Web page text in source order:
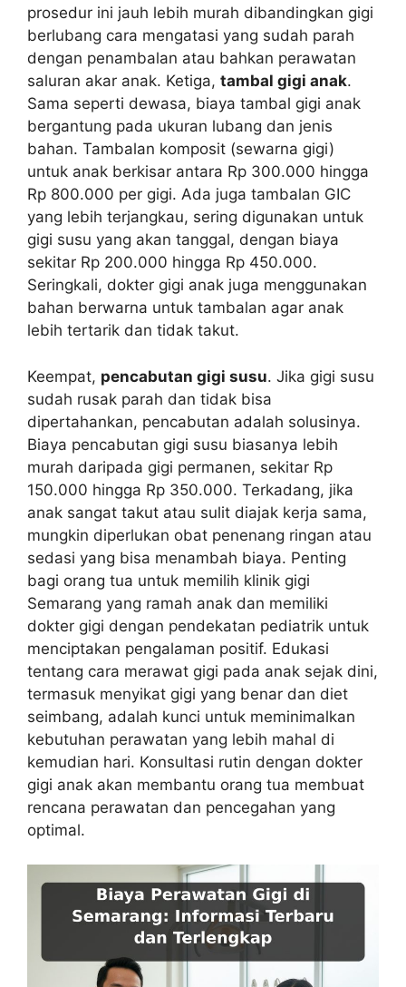
prosedur ini jauh lebih murah dibandingkan gigi
berlubang cara mengatasi yang sudah parah
dengan penambalan atau bahkan perawatan
saluran akar anak. Ketiga, tambal gigi anak.
Sama seperti dewasa, biaya tambal gigi anak
bergantung pada ukuran lubang dan jenis
bahan. Tambalan komposit (sewarna gigi)
untuk anak berkisar antara Rp 300.000 hingga
Rp 800.000 per gigi. Ada juga tambalan GIC
yang lebih terjangkau, sering digunakan untuk
gigi susu yang akan tanggal, dengan biaya
sekitar Rp 200.000 hingga Rp 450.000.
Seringkali, dokter gigi anak juga menggunakan
bahan berwarna untuk tambalan agar anak
lebih tertarik dan tidak takut.
Keempat, pencabutan gigi susu. Jika gigi susu
sudah rusak parah dan tidak bisa
dipertahankan, pencabutan adalah solusinya.
Biaya pencabutan gigi susu biasanya lebih
murah daripada gigi permanen, sekitar Rp
150.000 hingga Rp 350.000. Terkadang, jika
anak sangat takut atau sulit diajak kerja sama,
mungkin diperlukan obat penenang ringan atau
sedasi yang bisa menambah biaya. Penting
bagi orang tua untuk memilih klinik gigi
Semarang yang ramah anak dan memiliki
dokter gigi dengan pendekatan pediatrik untuk
menciptakan pengalaman positif. Edukasi
tentang cara merawat gigi pada anak sejak dini,
termasuk menyikat gigi yang benar dan diet
seimbang, adalah kunci untuk meminimalkan
kebutuhan perawatan yang lebih mahal di
kemudian hari. Konsultasi rutin dengan dokter
gigi anak akan membantu orang tua membuat
rencana perawatan dan pencegahan yang
optimal.